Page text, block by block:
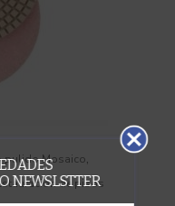
pulido Mosaico,
de pisos
NEWSLSTTER